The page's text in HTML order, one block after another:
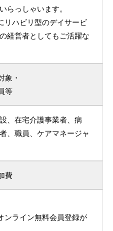
らっしゃいます。
リハビリ型のデイサービ
経営者としてもご活躍な
象・
等
、在宅介護事業者、病
、職員、ケアマネージャ
費
ンライン無料会員登録が